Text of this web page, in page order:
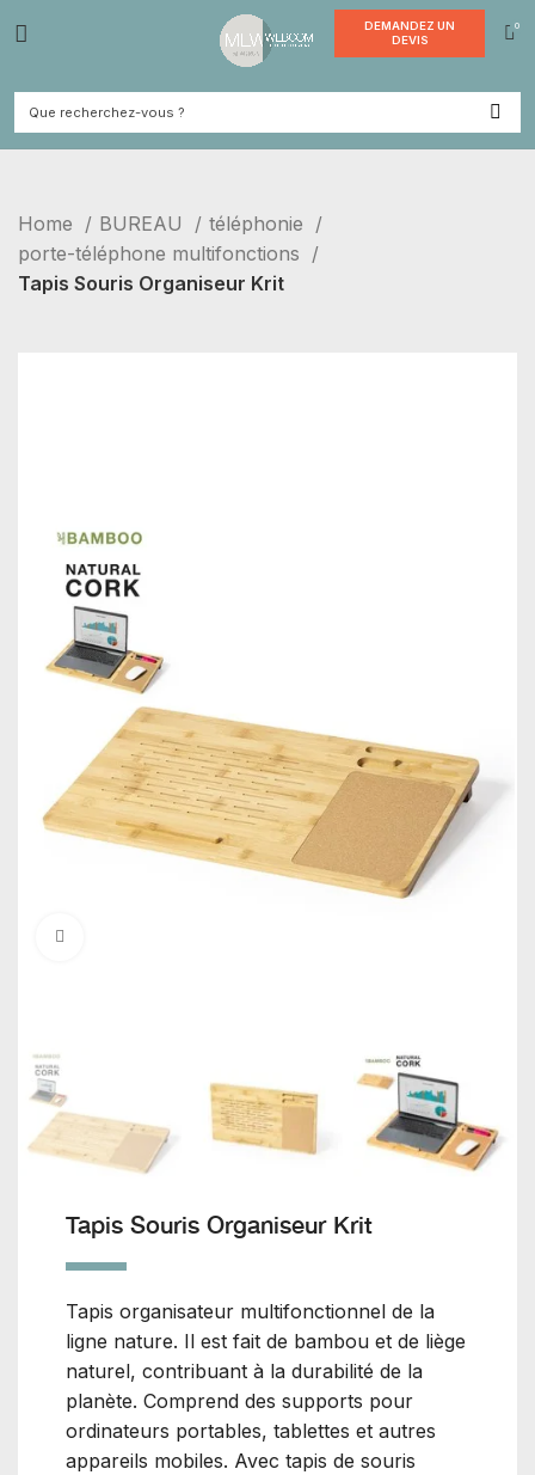
Home BUREAU
téléphonie
porte-téléphone multifonctions
Tapis Souris Organiseur Krit
Tapis Souris Organiseur Krit
Tapis organisateur multifonctionnel de la
ligne nature. Il est fait de bambou et de liège
naturel, contribuant à la durabilité de la
planète. Comprend des supports pour
ordinateurs portables, tablettes et autres
appareils mobiles. Avec tapis de souris